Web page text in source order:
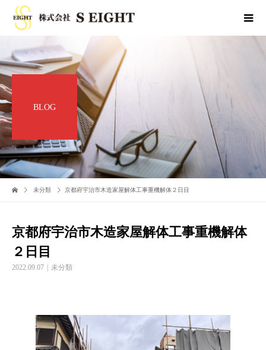
BLOG
未分類 京都府宇治市木造家屋解体工事重機解体２日目
京都府宇治市木造家屋解体工事重機解体
２日目
2022.09.07 未分類